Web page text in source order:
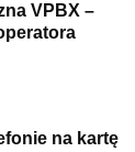
VPBX –
na kartę